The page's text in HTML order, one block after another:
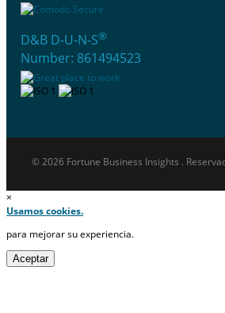
D&B D-U-N-S®
Number: 861494523
© 2026 Fortune Business Insights .
×
Usamos cookies.
para mejorar su experiencia.
Aceptar